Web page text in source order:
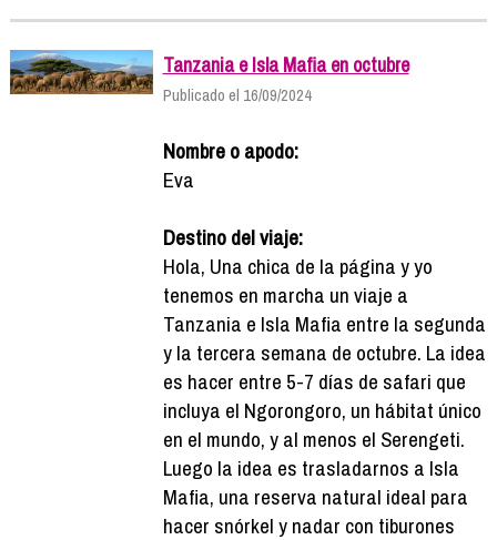
Tanzania e Isla Mafia en octubre
Publicado el 16/09/2024
Nombre o apodo:
Eva
Destino del viaje:
Hola, Una chica de la página y yo
tenemos en marcha un viaje a
Tanzania e Isla Mafia entre la segunda
y la tercera semana de octubre. La idea
es hacer entre 5-7 días de safari que
incluya el Ngorongoro, un hábitat único
en el mundo, y al menos el Serengeti.
Luego la idea es trasladarnos a Isla
Mafia, una reserva natural ideal para
hacer snórkel y nadar con tiburones